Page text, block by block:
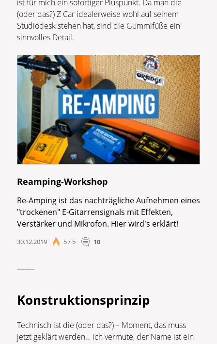
ist für mich ein sofortiger Pluspunkt. Da man die
(oder das?) Z Car idealerweise wohl auf seinem
Studiodesk stehen hat, sind die Gummifüße ein
sinnvolles Detail.
Reamping-Workshop
Re-Amping ist das nachträgliche Aufnehmen eines
"trockenen" E-Gitarrensignals mit Effekten,
Verstärker und Mikrofon. Hier wird's erklärt!
30.12.2019 5 / 5 10
Konstruktionsprinzip
Technisch ist die (oder das?) – Moment, das muss
jetzt geklärt werden… ich vermute, der Name ist ein